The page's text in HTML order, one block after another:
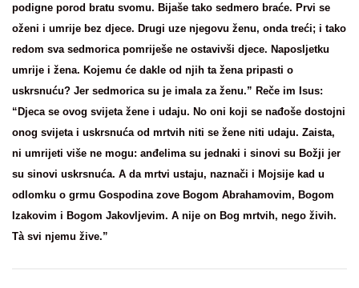
podigne porod bratu svomu. Bijaše tako sedmero braće. Prvi se
oženi i umrije bez djece. Drugi uze njegovu ženu, onda treći; i tako
redom sva sedmorica pomriješe ne ostavivši djece. Naposljetku
umrije i žena. Kojemu će dakle od njih ta žena pripasti o
uskrsnuću? Jer sedmorica su je imala za ženu.” Reče im Isus:
“Djeca se ovog svijeta žene i udaju. No oni koji se nađoše dostojni
onog svijeta i uskrsnuća od mrtvih niti se žene niti udaju. Zaista,
ni umrijeti više ne mogu: anđelima su jednaki i sinovi su Božji jer
su sinovi uskrsnuća. A da mrtvi ustaju, naznači i Mojsije kad u
odlomku o grmu Gospodina zove Bogom Abrahamovim, Bogom
Izakovim i Bogom Jakovljevim. A nije on Bog mrtvih, nego živih.
Tà svi njemu žive.”